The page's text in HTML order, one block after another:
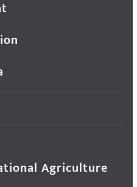
Agriculture